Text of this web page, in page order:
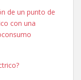
de un punto de
con una